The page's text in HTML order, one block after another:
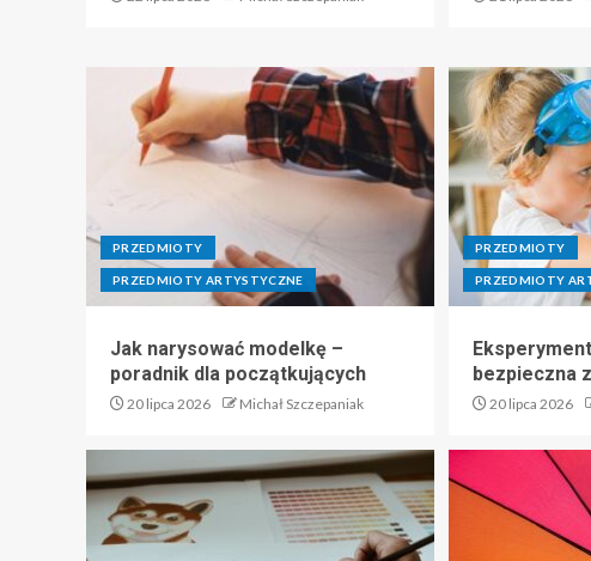
PRZEDMIOTY
PRZEDMIOTY ARTYSTYCZNE
Jak narysować modelkę –
poradnik dla początkujących
20 lipca 2026 Michał Szczepaniak
PRZEDMIOTY
PRZEDMIOTY
bezpieczna
20 lipca 2026